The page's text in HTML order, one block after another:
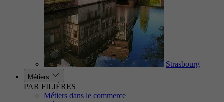
Strasbourg
Métiers
PAR FILIÈRES
Métiers dans le commerce